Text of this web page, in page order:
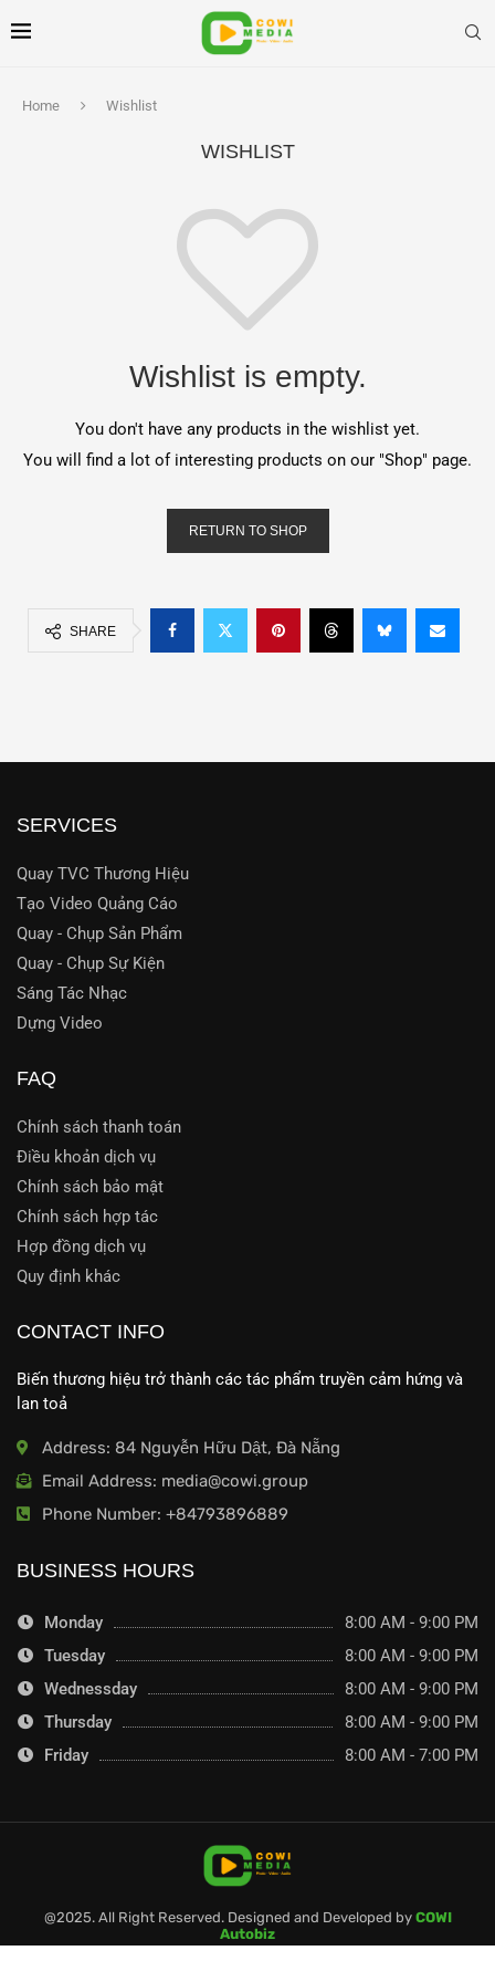
Home Wishlist
WISHLIST
Wishlist is empty.
You don't have any products in the wishlist yet.
You will find a lot of interesting products on our "Shop" page.
RETURN TO SHOP
SHARE
SERVICES
Quay TVC Thương Hiệu
Tạo Video Quảng Cáo
Quay - Chụp Sản Phẩm
Quay - Chụp Sự Kiện
Sáng Tác Nhạc
Dựng Video
FAQ
Chính sách thanh toán
Điều khoản dịch vụ
Chính sách bảo mật
Chính sách hợp tác
Hợp đồng dịch vụ
Quy định khác
CONTACT INFO
Biến thương hiệu trở thành các tác phẩm truyền cảm hứng và
lan toả
Address: 84 Nguyễn Hữu Dật, Đà Nẵng
Email Address: media@cowi.group
Phone Number: +84793896889
BUSINESS HOURS
Monday
8:00 AM - 9:00 PM
Tuesday
8:00 AM - 9:00 PM
Wednessday
8:00 AM - 9:00 PM
Thursday
8:00 AM - 9:00 PM
Friday
8:00 AM - 7:00 PM
@2025. All Right Reserved. Designed and Developed by COWI
Autobiz